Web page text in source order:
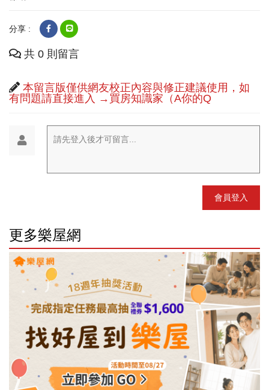
分享 :
共 0 則留言
本留言版僅供網友校正內容與修正建議使用，如
有問題請直接進入 →買房知識家（A你的Q
請先登入後才可留言...
會員登入
更多樂屋網